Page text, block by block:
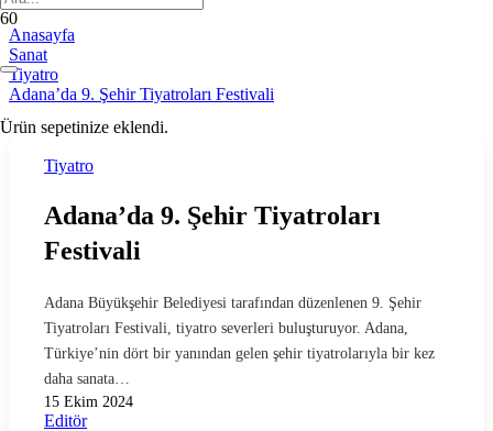
Ürün sepetinize eklendi.
Anasayfa
Sanat
Tiyatro
Adana’da 9. Şehir Tiyatroları Festivali
Tiyatro
Adana’da 9. Şehir Tiyatroları
Festivali
Adana Büyükşehir Belediyesi tarafından düzenlenen 9. Şehir
Tiyatroları Festivali, tiyatro severleri buluşturuyor. Adana,
Türkiye’nin dört bir yanından gelen şehir tiyatrolarıyla bir kez
daha sanata…
15 Ekim 2024
Editör